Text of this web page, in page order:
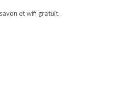
et wifi gratuit.